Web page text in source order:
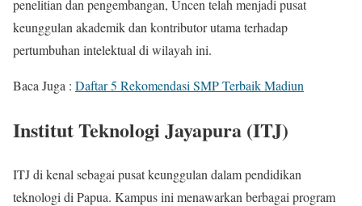
penelitian dan pengembangan, Uncen telah menjadi pusat
keunggulan akademik dan kontributor utama terhadap
pertumbuhan intelektual di wilayah ini.
Baca Juga : Daftar 5 Rekomendasi SMP Terbaik Madiun
Institut Teknologi Jayapura (ITJ)
ITJ di kenal sebagai pusat keunggulan dalam pendidikan
teknologi di Papua. Kampus ini menawarkan berbagai program